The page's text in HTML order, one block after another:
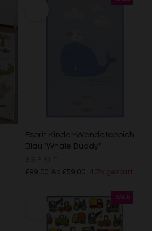
Esprit Kinder-Wendeteppich
Blau "Whale Buddy"
€99,00 Ab €59,00 40% gespart